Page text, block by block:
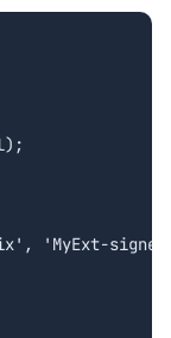
'MyExt-